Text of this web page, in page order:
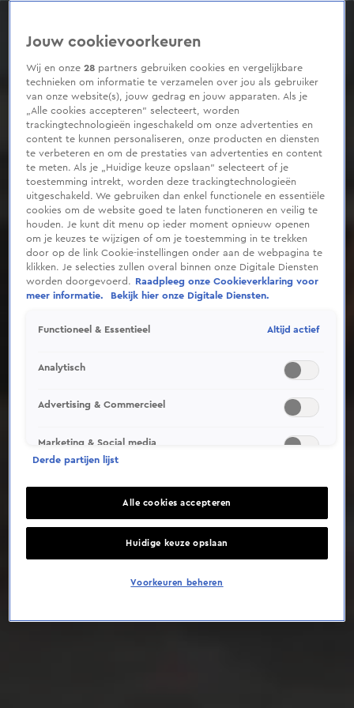
0
Deze video is niet beschikbaar op je huidige locatie
Jouw cookievoorkeuren
Wij en onze28 partners gebruiken cookies en vergelijkbare
technieken om informatie te verzamelen over jou als gebruiker
van onze website(s), jouw gedrag en jouw apparaten. Als je
„Alle cookies accepteren” selecteert, worden
trackingtechnologieën ingeschakeld om onze advertenties en
content te kunnen personaliseren, onze producten en diensten
te verbeteren en om de prestaties van advertenties en content
te meten. Als je „Huidige keuze opslaan” selecteert of je
toestemming intrekt, worden deze trackingtechnologieën
uitgeschakeld. We gebruiken dan enkel functionele en essentiële
cookies om de website goed te laten functioneren en veilig te
houden. Je kunt dit menu op ieder moment opnieuw openen
om je keuzes te wijzigen of om je toestemming in te trekken
door op de link Cookie-instellingen onder aan de webpagina te
klikken. Je selecties zullen overal binnen onze Digitale Diensten
worden doorgevoerd.
Raadpleeg onze Cookieverklaring voor
meer informatie.
Bekijk hier onze Digitale Diensten.
Functioneel & Essentieel Altijd actief
Analytisch
Advertising & Commercieel
Marketing & Social media
Derde partijen lijst
Alle cookies accepteren
Huidige keuze opslaan
Voorkeuren beheren